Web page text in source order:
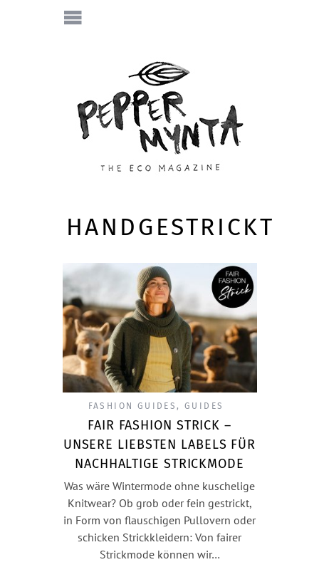
HANDGESTRICKT
FASHION GUIDES, GUIDES
FAIR FASHION STRICK –
UNSERE LIEBSTEN LABELS FÜR
NACHHALTIGE STRICKMODE
Was wäre Wintermode ohne kuschelige
Knitwear? Ob grob oder fein gestrickt,
in Form von flauschigen Pullovern oder
schicken Strickkleidern: Von fairer
Strickmode können wir…